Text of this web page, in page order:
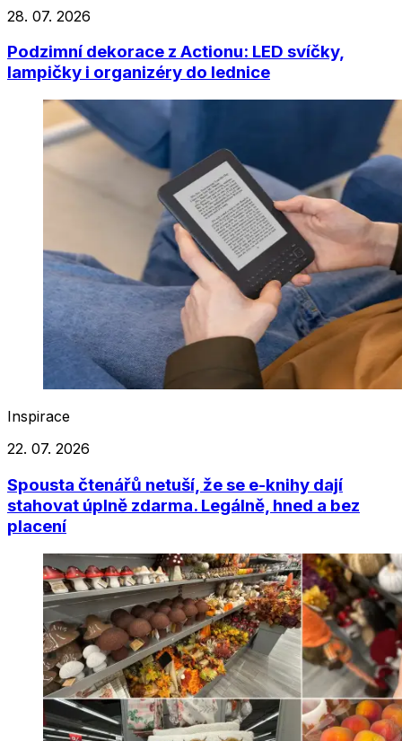
28. 07. 2026
Podzimní dekorace z Actionu: LED svíčky,
lampičky i organizéry do lednice
Inspirace
22. 07. 2026
Spousta čtenářů netuší, že se e-knihy dají
stahovat úplně zdarma. Legálně, hned a bez
placení